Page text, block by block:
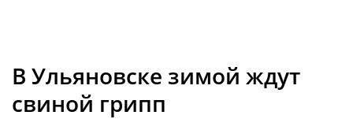
В Ульяновске зимой ждут
свиной грипп